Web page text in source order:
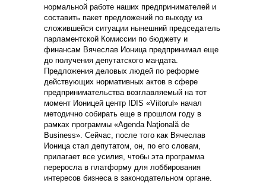
нормальной работе наших предпринимателей и
составить пакет предложений по выходу из
сложившейся ситуации нынешний председатель
парламентской Комиссии по бюджету и
финансам Вячеслав Ионица предпринимал еще
до получения депутатского мандата.
Предложения деловых людей по реформе
действующих нормативных актов в сфере
предпринимательства возглавляемый на тот
момент Ионицей центр IDIS «Viitorul» начал
методично собирать еще в прошлом году в
рамках программы «Agenda Naţională de
Business». Сейчас, после того как Вячеслав
Ионица стал депутатом, он, по его словам,
прилагает все усилия, чтобы эта программа
переросла в платформу для лоббирования
интересов бизнеса в законодательном органе.